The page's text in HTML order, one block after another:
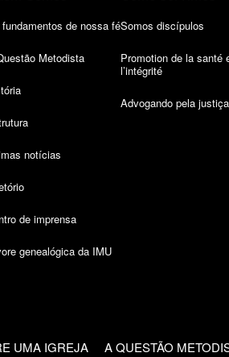
de nossa fé
Metodista
notícias
de imprensa
genealógica da IMU
Somos discípulos
Promotion de la santé
l’intégrité
Advogando pela justiça
UMA IGREJA A QUESTÃO